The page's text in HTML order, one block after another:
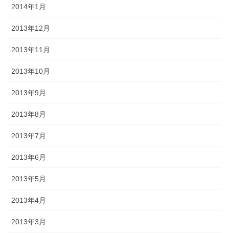
2014年1月
2013年12月
2013年11月
2013年10月
2013年9月
2013年8月
2013年7月
2013年6月
2013年5月
2013年4月
2013年3月